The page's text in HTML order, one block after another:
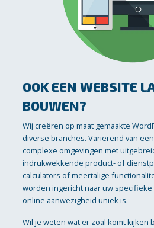
OOK EEN WEBSITE
BOUWEN?
Wij creëren op maat gemaakte
diverse branches. Variërend van
complexe omgevingen met
indrukwekkende product- of
calculators of meertalige
worden ingericht naar uw
online aanwezigheid uniek is.
Wil je weten wat er zoal komt kijken